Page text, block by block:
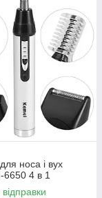
носа і вух
6650 4 в 1